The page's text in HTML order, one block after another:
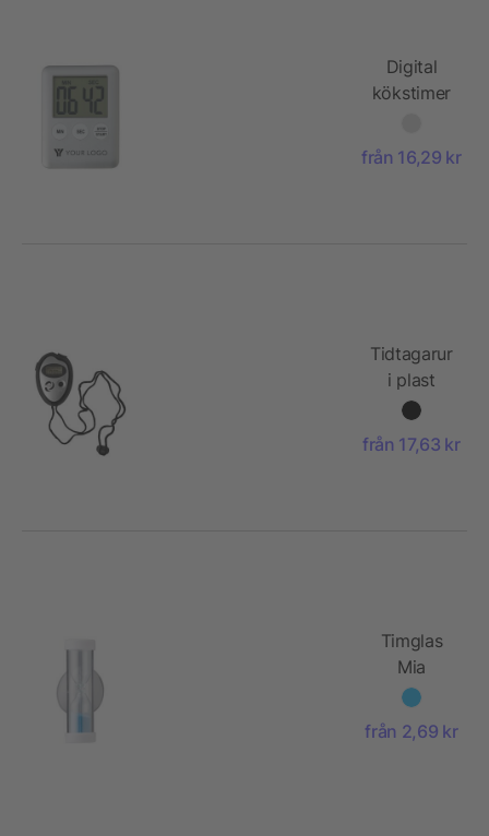
Digital
kökstimer
från 16,29 kr
Tidtagarur
i plast
från 17,63 kr
Timglas
Mia
från 2,69 kr